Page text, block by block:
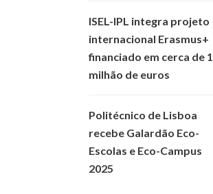
ISEL-IPL integra projeto
internacional Erasmus+
financiado em cerca de 1
milhão de euros
Politécnico de Lisboa
recebe Galardão Eco-
Escolas e Eco-Campus
2025